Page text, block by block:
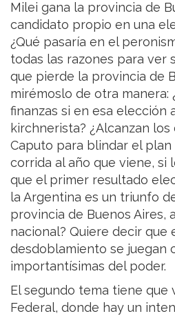
Milei gana la provincia de
candidato propio en una
¿Qué pasaría en el
todas las razones para ver
que pierde la provincia de
mirémoslo de otra manera:
finanzas si en esa elección
kirchnerista? ¿Alcanzan
Caputo para blindar el
corrida al año que viene, si
que el primer resultado
la Argentina es un triunfo
provincia de Buenos Aires,
nacional? Quiere decir que
desdoblamiento se juegan
importantísimas del poder.
El segundo tema tiene que
Federal, donde hay un